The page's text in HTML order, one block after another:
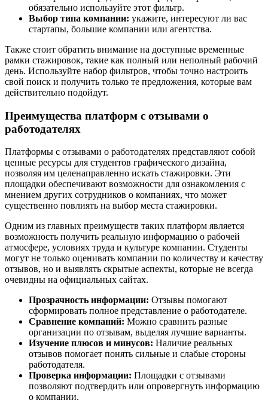
обязательно используйте этот фильтр.
Выбор типа компании: укажите, интересуют ли вас
стартапы, большие компании или агентства.
Также стоит обратить внимание на доступные временные
рамки стажировок, такие как полный или неполный рабочий
день. Используйте набор фильтров, чтобы точно настроить
свой поиск и получить только те предложения, которые вам
действительно подойдут.
Преимущества платформ с отзывами о
работодателях
Платформы с отзывами о работодателях представляют собой
ценные ресурсы для студентов графического дизайна,
позволяя им целенаправленно искать стажировки. Эти
площадки обеспечивают возможности для ознакомления с
мнением других сотрудников о компаниях, что может
существенно повлиять на выбор места стажировки.
Одним из главных преимуществ таких платформ является
возможность получить реальную информацию о рабочей
атмосфере, условиях труда и культуре компании. Студенты
могут не только оценивать компании по количеству и качеству
отзывов, но и выявлять скрытые аспекты, которые не всегда
очевидны на официальных сайтах.
Прозрачность информации: Отзывы помогают
сформировать полное представление о работодателе.
Сравнение компаний: Можно сравнить разные
организации по отзывам, выделяя лучшие варианты.
Изучение плюсов и минусов: Наличие реальных
отзывов помогает понять сильные и слабые стороны
работодателя.
Проверка информации: Площадки с отзывами
позволяют подтвердить или опровергнуть информацию
о компании.